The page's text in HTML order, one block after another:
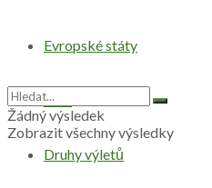
Evropské státy
Svět
Druhy výletů
Žádný výsledek
Zobrazit všechny výsledky